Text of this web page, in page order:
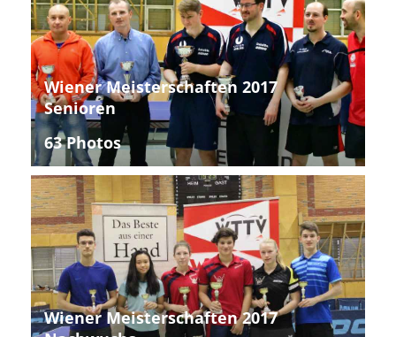
Wiener Meisterschaften 2017
Senioren
63 Photos
Wiener Meisterschaften 2017